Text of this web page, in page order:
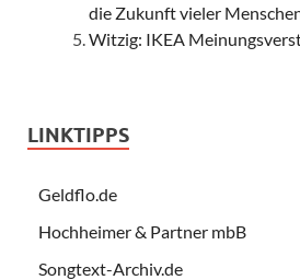
die Zukunft vieler
Witzig: IKEA
LINKTIPPS
Geldflo.de
Hochheimer & Partner mbB
Songtext-Archiv.de